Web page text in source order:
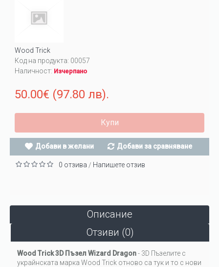
Wood Trick
Код на продукта: 00057
Наличност: Изчерпано
50.00€ (97.80 лв).
Купи
Добави в желани Добави за сравняване
0 отзива / Напишете отзив
Описание
Отзиви (0)
Wood Trick 3D Пъзел Wizard Dragon- 3D Пъзелите с
украйнската марка Wood Trick отново са тук и то с нови